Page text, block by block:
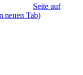
Seite auf
neuen Tab)